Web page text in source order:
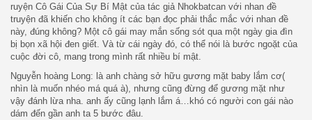
ruyện Cô Gái Của Sự Bí Mật của tác giả Nhokbatcan với nhan đề
truyện đã khiến cho không ít các bạn đọc phải thắc mắc với nhan đề
này, đúng không? Một cô gái may mắn sống sót qua một ngày gia đìn
bị bọn xã hội đen giết. Và từ cái ngày đó, có thể nói là bước ngoặt của
cuộc đời cô, mang trong mình rất nhiều bí mật.
Nguyễn hoàng Long: là anh chàng sở hữu gương mặt baby lắm cơ(
nhìn là muốn nhéo má quá à), nhưng cũng đừng để gương mặt như
vậy đánh lừa nha. anh ấy cũng lạnh lắm á…khó có người con gái nào
dám đến gần anh ta 5 bước đâu.